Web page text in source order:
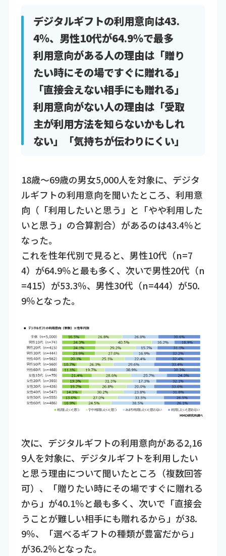
デジタルギフトの利用意向は43.
4％、男性10代が64.9％で最多
利用意向がある人の理由は「贈り
たい時にその場ですぐに贈れる」
「直接会えない相手にも贈れる」
利用意向がない人の理由は「受取
主が利用方法を知らないかもしれ
ない」「気持ちが伝わりにくい」
18歳～69歳の男女5,000人を対象に、デジタ
ルギフトの利用意向を聞いたところ、利用意
向（「利用したいと思う」と「やや利用した
いと思う」の合算割合）があるのは43.4％と
なった。
これを性年代別で見ると、男性10代（n=7
4）が64.9％と最も多く、次いで男性20代（n
=415）が53.3％、男性30代（n=444）が50.
9％となった。
次に、デジタルギフトの利用意向がある2,16
9人を対象に、デジタルギフトを利用したい
と思う理由について聞いたところ（複数回答
可）、「贈りたい時にその場ですぐに贈れる
から」が40.1％と最も多く、次いで「直接会
うことが難しい相手にも贈れるから」が38.
9％、「選べるギフトの種類が豊富だから」
が36.2％となった。